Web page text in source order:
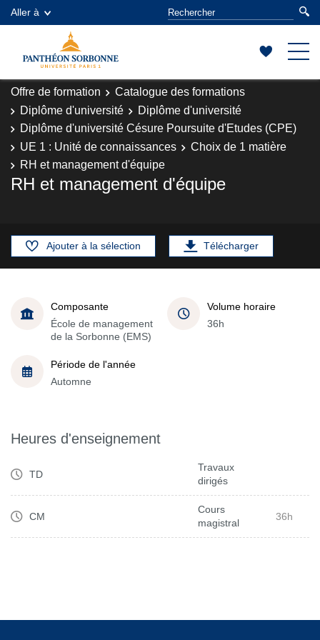
Aller à
Offre de formation
Catalogue des formations
Diplôme d'université
Diplôme d'université
Diplôme d'université Césure Poursuite d'Etudes (CPE)
UE 1 : Unité de connaissances
Choix de 1 matière
RH et management d'équipe
RH et management d'équipe
Ajouter à la sélection Télécharger
Composante
École de management
de la Sorbonne (EMS)
Volume horaire
36h
Période de l'année
Automne
Heures d'enseignement
TD
Travaux
dirigés
CM
Cours
magistral
36h